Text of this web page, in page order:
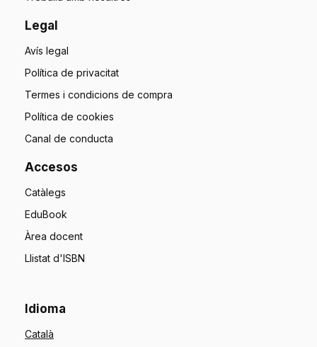
Legal
Avís legal
Política de privacitat
Termes i condicions de compra
Política de cookies
Canal de conducta
Accesos
Catàlegs
EduBook
Àrea docent
Llistat d'ISBN
Idioma